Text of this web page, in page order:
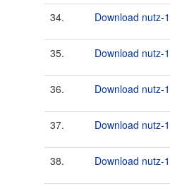
34. Download nutz-
35. Download nutz-
36. Download nutz-
37. Download nutz-
38. Download nutz-